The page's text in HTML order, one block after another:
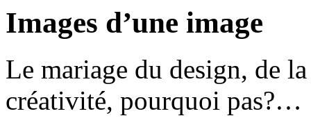
Images d’une image
Le mariage du design, de
créativité, pourquoi pas?…